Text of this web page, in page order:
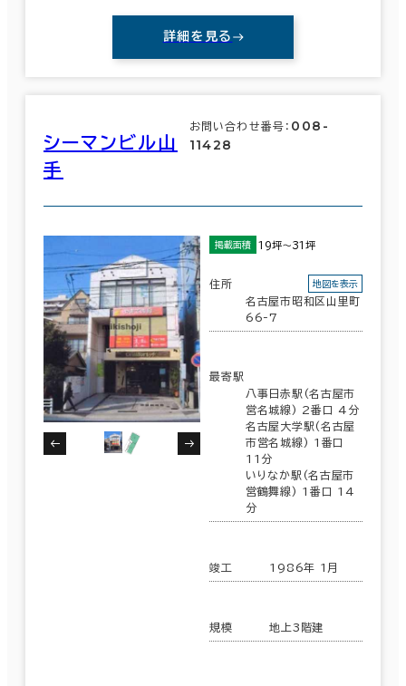
詳細を見る
シーマンビル山
手
お問い合わせ番号： 008-
11428
掲載面積 19坪～31坪
住所
名古屋市昭和区山里町
66-7
地図を表示
最寄駅
八事日赤駅(名古屋市
営名城線) 2番口 4分
名古屋大学駅(名古屋
市営名城線) 1番口
11分
いりなか駅(名古屋市
営鶴舞線) 1番口 14
分
竣工 1986年 1月
規模 地上3階建